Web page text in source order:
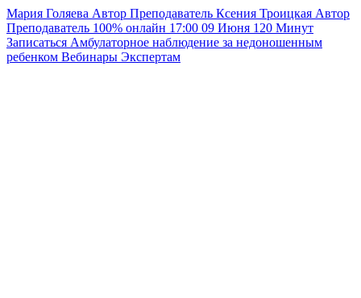
Мария Голяева Автор Преподаватель Ксения Троицкая Автор
Преподаватель 100% онлайн 17:00 09 Июня 120 Минут
Записаться Амбулаторное наблюдение за недоношенным
ребенком Вебинары Экспертам